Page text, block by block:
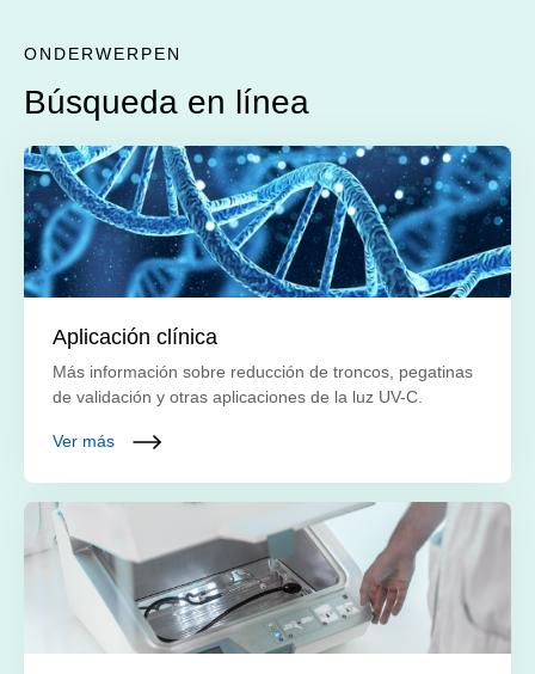
ONDERWERPEN
Búsqueda en línea
Aplicación clínica
Más información sobre reducción de troncos, pegatinas
de validación y otras aplicaciones de la luz UV-C.
Ver más